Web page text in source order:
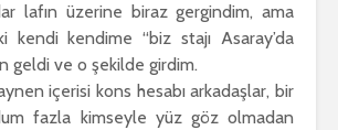
lafın üzerine biraz gergindim, ama
kendi kendime “biz stajı Asaray’da
geldi ve o şekilde girdim.
içerisi kons hesabı arkadaşlar, bir
fazla kimseyle yüz göz olmadan